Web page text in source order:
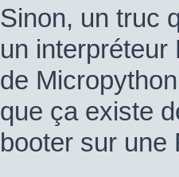
Sinon, un truc
un interpréteur
de
que ça existe
booter sur une